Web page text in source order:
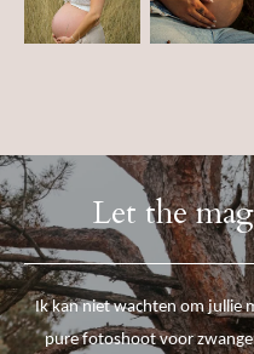
Let the
Ik kan niet wachten om jullie
pure fotoshoot voor